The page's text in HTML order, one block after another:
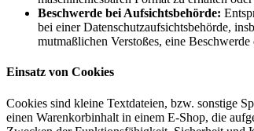
Beschwerde bei Aufsichtsbehörde:
bei einer Datenschutzaufsichtsbehörde,
mutmaßlichen Verstoßes, eine
Einsatz von Cookies
Cookies sind kleine Textdateien, bzw. sonstige
einen Warenkorbinhalt in einem E-Shop, die